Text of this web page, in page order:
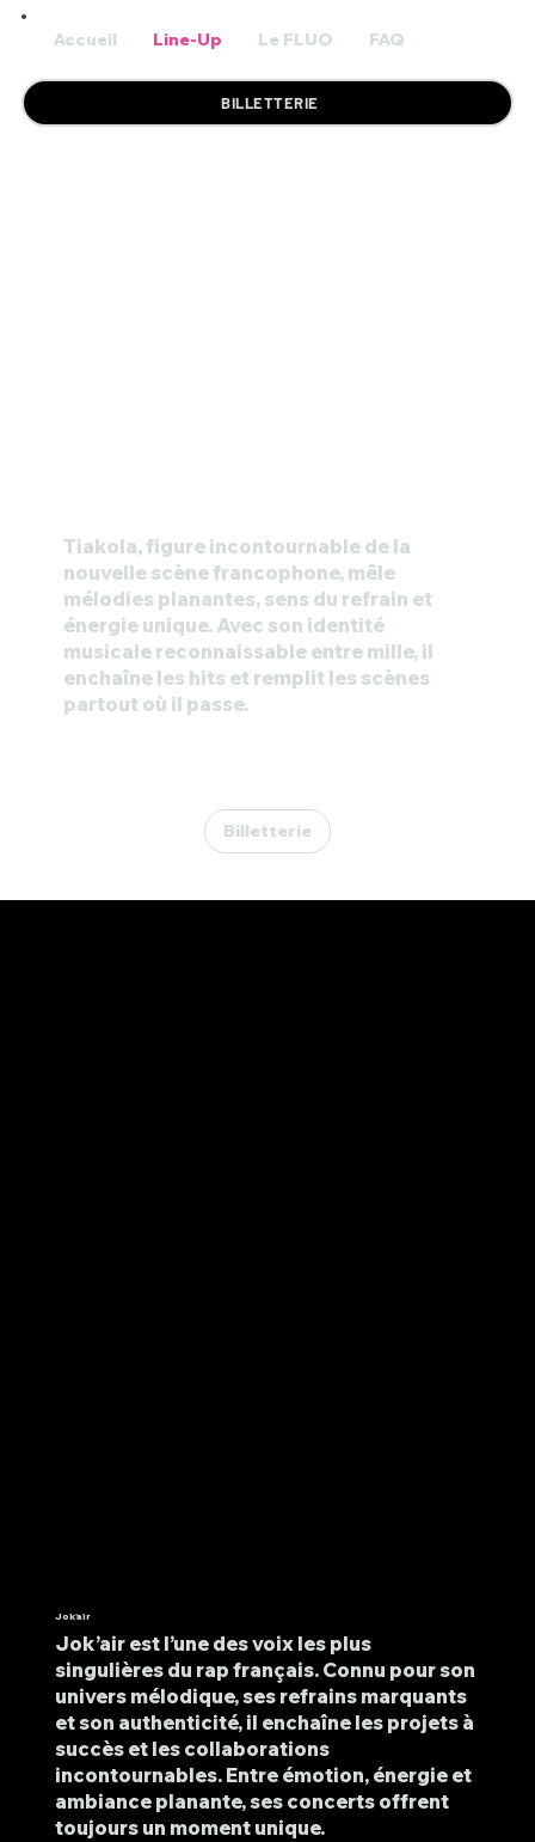
Accueil Line-Up Le FLUO FAQ
BILLETTERIE
Tiakola, figure incontournable de la
nouvelle scène francophone, mêle
mélodies planantes, sens du refrain et
énergie unique. Avec son identité
musicale reconnaissable entre mille, il
enchaîne les hits et remplit les scènes
partout où il passe.
Billetterie
Jok'air
Jok’air est l’une des voix les plus
singulières du rap français. Connu pour son
univers mélodique, ses refrains marquants
et son authenticité, il enchaîne les projets à
succès et les collaborations
incontournables. Entre émotion, énergie et
ambiance planante, ses concerts offrent
toujours un moment unique.